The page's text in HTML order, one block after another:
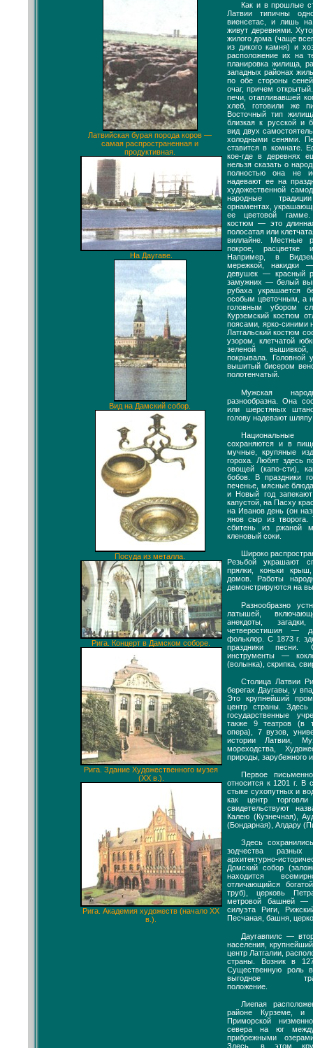
Латвийская бурая порода коров —
самая распространенная и
продуктивная.
На Даугаве.
Вид на Дамский собор.
Посуда из металла.
Рига. Концерт в Дамском соборе.
Рига. Здание Художественного музея
(XX в.).
Рига. Академия художеств (начало XX
в.).
Как и в прошлые
Латвии типичны
виенсетас, и лишь
живут деревнями.
жилого дома (чаще
из дикого камня) и
расположение их на
планировка жилища,
западных районах
по обе стороны
очаг, причем
печи, отапливавшей
хлеб, готовили же
Восточный тип
близкая к русской и
вид двух
холодными сенями.
ставится в комнате.
кое-где в деревнях
нельзя сказать о
полностью она не
надевают ее на
художественной
народные
орнаментах,
ее цветовой гамме.
костюм — это
полосатая или
виллайне. Местные
покрое, расцветке
Например, в
мережкой, накидки
девушек — красный
замужних — белый
рубаха украшается
особым цветочным, а
головным убором
Курземский костюм
поясами, ярко-синими
Латгальский костюм
узором, клетчатой
зеленой
покрывала.
вышитый бисером
полотенчатый.
Мужская
разнообразна. Она
или шерстяных
голову надевают
сохраняются и в
мучные, крупяные
гороха. Любят здесь
овощей (капо-сти),
бобов. В праздники
печенье, мясные
и Новый год
капустой, на Пасху
на Иванов день (он
янов сыр из творога.
сбитень из ржаной
кленовый соки.
Широко
Резьбой украшают
прялки, коньки
домов. Работы
демонстрируются на
Разнообразно
латышей,
анекдоты,
четверостишия —
фольклор. С 1873 г.
праздники песни.
инструменты —
(волынка), скрипка,
Столица Латвии
берегах Даугавы, у
Это крупнейший
центр страны. Здесь
государственные
также 9 театров (в
опера), 7 вузов,
истории Латвии,
мореходства,
природы, зарубежного
Первое
относится к 1201 г. В
стыке сухопутных и
как центр
свидетельствуют
Калею (Кузнечная),
(Бондарная), Алдару
Здесь
зодчества
архитектурно-
Домский собор
находится
отличающийся
труб), церковь
метровой башней —
силуэта Риги,
Песчаная, башня,
Даугавпилс —
населения,
центр Латгалии,
страны. Возник в
Существенную роль в
выгодное
положение.
Лиепая
районе Курземе, и
Приморской
севера на юг
прибрежными
Здесь, в этом